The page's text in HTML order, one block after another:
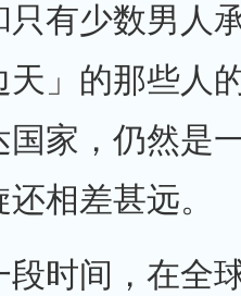
只有少数男人
天」的那些人
国家，仍然是
相差甚远。
段时间，在全